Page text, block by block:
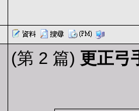
(第 2 篇) 更正弓